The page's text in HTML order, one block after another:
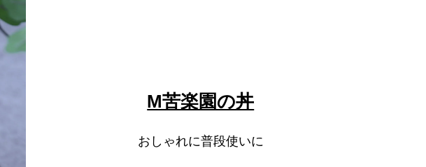
M苦楽園の丼
おしゃれに普段使いに